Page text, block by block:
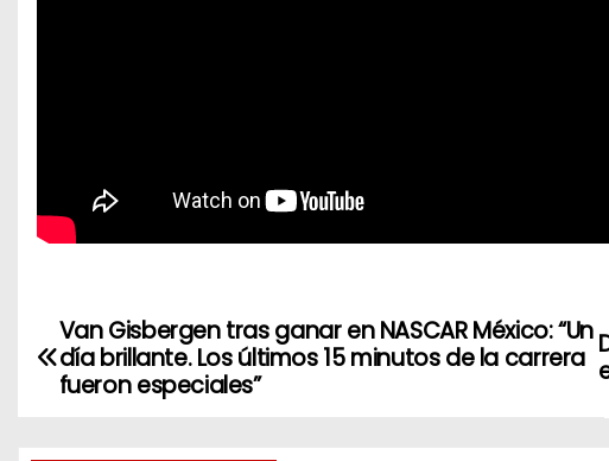
NVan Gisbergen tras ganar en NASCAR México: “Un
día brillante. Los últimos 15 minutos de la carrera
fueron especiales”